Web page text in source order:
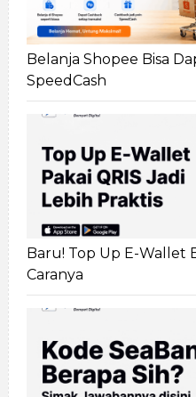
Belanja Shopee Bisa
SpeedCash
Baru! Top Up E-Wallet
Caranya